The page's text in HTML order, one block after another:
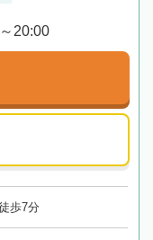
20:00
歩7分